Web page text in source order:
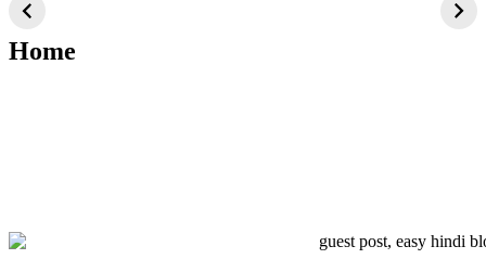
तकनीक जो आपको
2024 के लिए सीखनी
चाहिए
Home